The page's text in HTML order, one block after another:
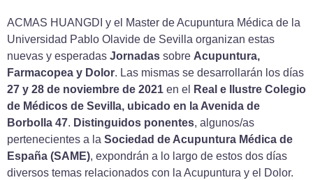
ACMAS HUANGDI y el Master de Acupuntura Médica de la
Universidad Pablo Olavide de Sevilla organizan estas
nuevas y esperadas Jornadas sobre Acupuntura,
Farmacopea y Dolor. Las mismas se desarrollarán los días
27 y 28 de noviembre de 2021 en el
Real e Ilustre Colegio
de Médicos de Sevilla, ubicado en la Avenida de
Borbolla 47. Distinguidos ponentes, algunos/as
pertenecientes a la Sociedad de Acupuntura Médica de
España (SAME), expondrán a lo largo de estos dos días
diversos temas relacionados con la Acupuntura y el Dolor.